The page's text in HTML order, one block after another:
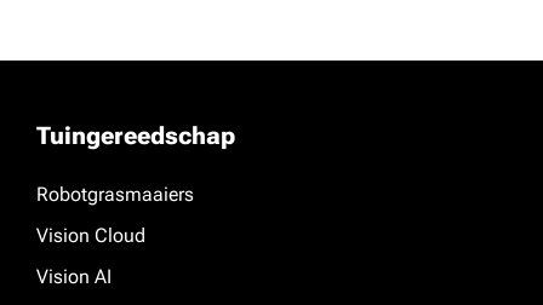
Tuingereedschap
Robotgrasmaaiers
Vision Cloud
Vision AI